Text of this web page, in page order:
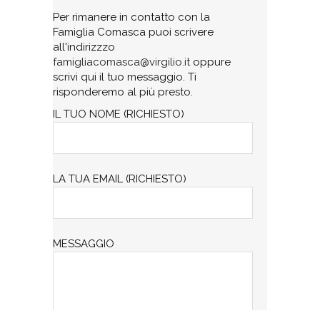
Per rimanere in contatto con la
Famiglia Comasca puoi scrivere
all'indirizzzo
famigliacomasca@virgilio.itoppure
scrivi qui il tuo messaggio. Ti
risponderemo al più presto.
IL TUO NOME (RICHIESTO)
LA TUA EMAIL (RICHIESTO)
MESSAGGIO